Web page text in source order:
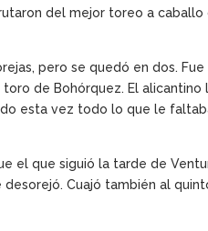
del mejor toreo a
pero se quedó en dos.
de Bohórquez. El
esta vez todo lo que le
el que siguió la tarde de
Cuajó también al